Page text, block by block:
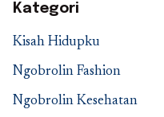
Kategori
Kisah Hidupku
Ngobrolin Fashion
Ngobrolin Kesehatan